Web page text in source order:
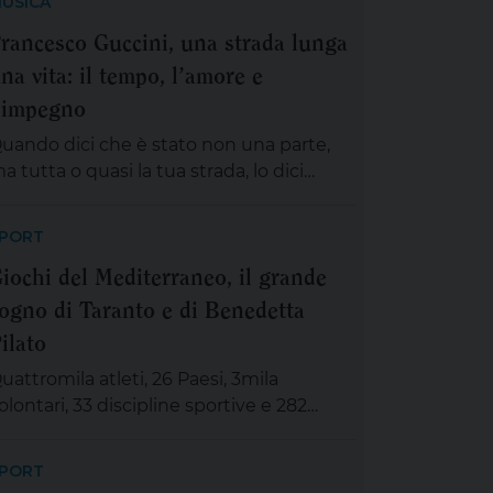
Guccini, una strada lunga
vita: il tempo, l’amore e
dici che è stato non una parte,
tutta o quasi la tua strada, lo dici
il chronos è vincolato da sé
dalla sua provvisorietà. Ma lui, che
del Mediterraneo, il grande
di Taranto e di Benedetta
atleti, 26 Paesi, 3mila
33 discipline sportive e 282